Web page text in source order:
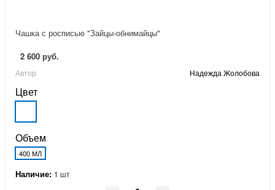
Чашка с росписью "Зайцы-обнимайцы"
2 600 руб.
Автор Надежда Жолобова
Цвет
Объем
400 МЛ
Наличие: 1 шт